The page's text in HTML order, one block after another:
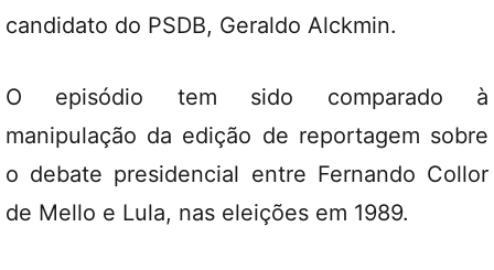
candidato do PSDB, Geraldo Alckmin.
O episódio tem sido comparado à
manipulação da edição de reportagem sobre
o debate presidencial entre Fernando Collor
de Mello e Lula, nas eleições em 1989.